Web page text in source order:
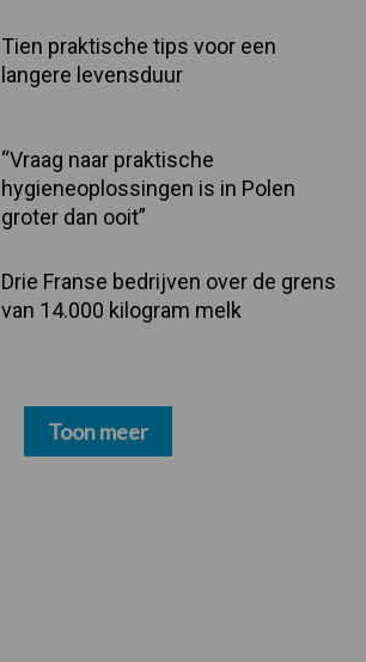
Tien praktische tips voor een
langere levensduur
“Vraag naar praktische
hygieneoplossingen is in Polen
groter dan ooit”
Drie Franse bedrijven over de grens
van 14.000 kilogram melk
Toon meer